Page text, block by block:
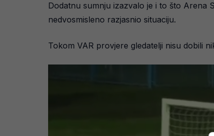
Dodatnu sumnju izazvalo je i to što Arena
nedvosmisleno razjasnio situaciju.
Tokom VAR provjere gledatelji nisu dobili